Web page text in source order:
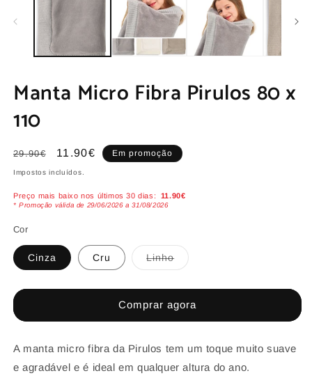
Manta Micro Fibra Pirulos 80 x
110
Preço
normal
29.90€
Preço
de
11.90€ Em promoção
Impostos incluídos.
Preço mais baixo nos últimos 30 dias: 11.90€
* Promoção válida de 29/06/2026 a 31/08/2026
Cor
Cinza Cru LinhoVariante
esgotada
Comprar agora
A manta micro fibra da Pirulos tem um toque muito suave
e agradável e é ideal em qualquer altura do ano.